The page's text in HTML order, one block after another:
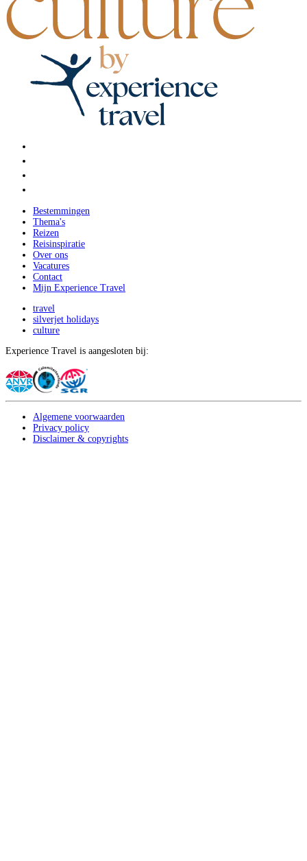
Bestemmingen
Thema's
Reizen
Reisinspiratie
Over ons
Vacatures
Contact
Mijn Experience Travel
travel
silverjet holidays
culture
Experience Travel is aangesloten bij:
Algemene voorwaarden
Privacy policy
Disclaimer & copyrights